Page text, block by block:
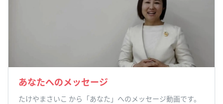
あなたへのメッセージ
たけやまさいこ から「あなた」へのメッセージ動画です。